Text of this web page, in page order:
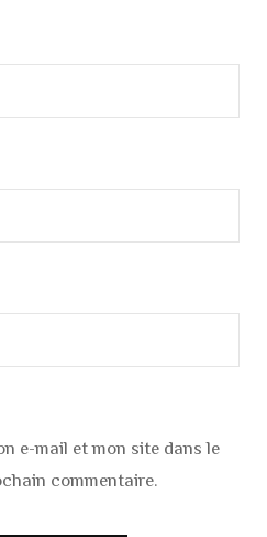
e-mail et mon site dans le
commentaire.